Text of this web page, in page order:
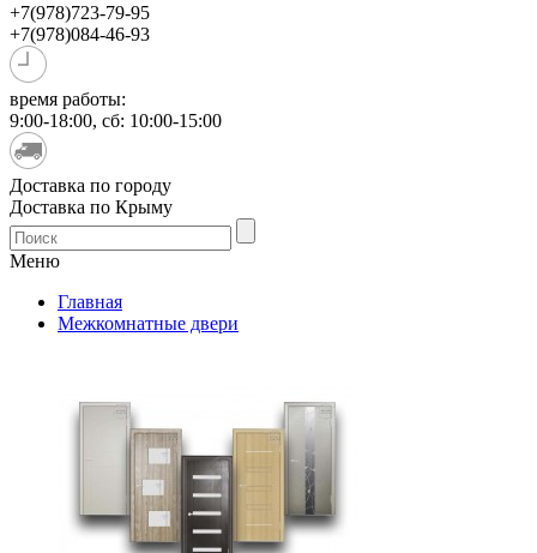
+7(978)723-79-95
+7(978)084-46-93
время работы:
9:00-18:00, сб: 10:00-15:00
Доставка по городу
Доставка по Крыму
Меню
Главная
Межкомнатные двери